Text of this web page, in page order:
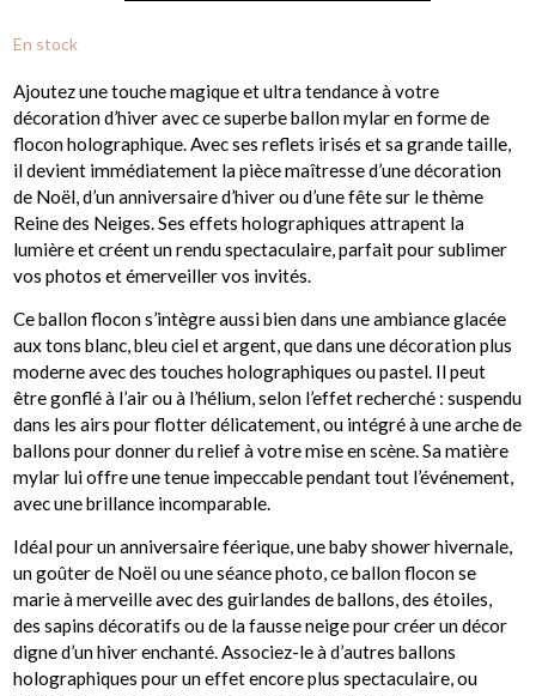
En stock
Ajoutez une touche magique et ultra tendance à votre
décoration d’hiver avec ce superbe ballon mylar en forme de
flocon holographique. Avec ses reflets irisés et sa grande taille,
il devient immédiatement la pièce maîtresse d’une décoration
de Noël, d’un anniversaire d’hiver ou d’une fête sur le thème
Reine des Neiges. Ses effets holographiques attrapent la
lumière et créent un rendu spectaculaire, parfait pour sublimer
vos photos et émerveiller vos invités.
Ce ballon flocon s’intègre aussi bien dans une ambiance glacée
aux tons blanc, bleu ciel et argent, que dans une décoration plus
moderne avec des touches holographiques ou pastel. Il peut
être gonflé à l’air ou à l’hélium, selon l’effet recherché : suspendu
dans les airs pour flotter délicatement, ou intégré à une arche de
ballons pour donner du relief à votre mise en scène. Sa matière
mylar lui offre une tenue impeccable pendant tout l’événement,
avec une brillance incomparable.
Idéal pour un anniversaire féerique, une baby shower hivernale,
un goûter de Noël ou une séance photo, ce ballon flocon se
marie à merveille avec des guirlandes de ballons, des étoiles,
des sapins décoratifs ou de la fausse neige pour créer un décor
digne d’un hiver enchanté. Associez-le à d’autres ballons
holographiques pour un effet encore plus spectaculaire, ou